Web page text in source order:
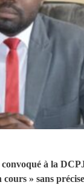
à la
cours » sans